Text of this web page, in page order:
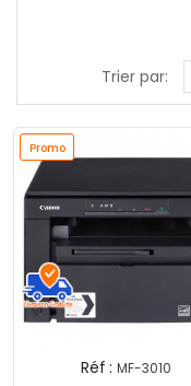
Trier par:
Promo
Réf : MF-3010